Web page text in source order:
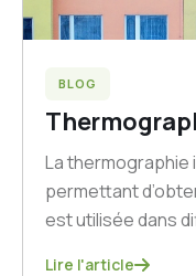
BLOG
La
permettant
est utilisée dans
Lire l'article